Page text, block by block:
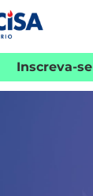
Inscreva-se